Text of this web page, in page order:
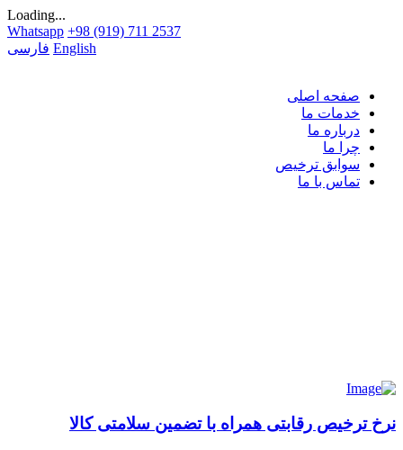
Loading...
Whatsapp +98 (919) 711 2537
فارسی English
صفحه اصلی
خدمات ما
درباره ما
چرا ما
سوابق ترخیص
تماس با ما
نرخ ترخیص رقابتی همراه با تضمین سلامتی کالا